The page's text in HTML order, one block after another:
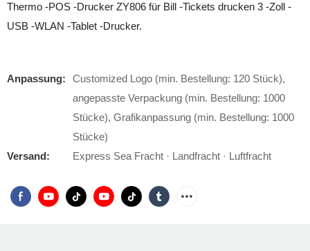
Thermo -POS -Drucker ZY806 für Bill -Tickets drucken 3 -Zoll -
USB -WLAN -Tablet -Drucker.
Anpassung:
Customized Logo (min. Bestellung: 120 Stück),
angepasste Verpackung (min. Bestellung: 1000
Stücke), Grafikanpassung (min. Bestellung: 1000
Stücke)
Versand:
Express Sea Fracht · Landfracht · Luftfracht